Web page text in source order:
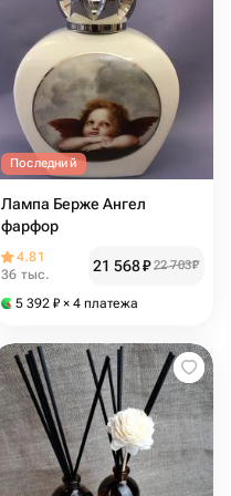
Последний
Лампа Берже Ангел
фарфор
4.81
36 тыс.
21 568₽ 22 703₽
5 392 ₽ × 4 платежа